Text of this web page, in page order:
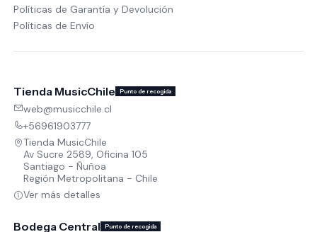
Políticas de Garantía y Devolución
Políticas de Envío
Tienda MusicChile Punto de recogida
web@musicchile.cl
+56961903777
Tienda MusicChile
Av Sucre 2589, Oficina 105
Santiago - Ñuñoa
Región Metropolitana - Chile
Ver más detalles
Bodega Central Punto de recogida